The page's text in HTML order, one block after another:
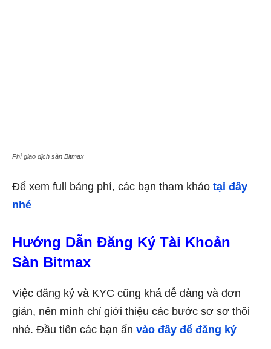
Phí giao dịch sàn Bitmax
Để xem full bảng phí, các bạn tham khảo tại đây
nhé
Hướng Dẫn Đăng Ký Tài Khoản
Sàn Bitmax
Việc đăng ký và KYC cũng khá dễ dàng và đơn
giản, nên mình chỉ giới thiệu các bước sơ sơ thôi
nhé. Đầu tiên các bạn ấn vào đây để đăng ký